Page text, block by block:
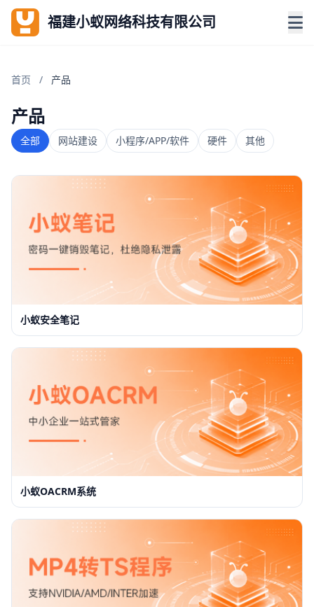
福建小蚁网络科技有限公司
首页 / 产品
产品
全部 网站建设 小程序/APP/软件 硬件 其他
小蚁安全笔记
小蚁OACRM系统